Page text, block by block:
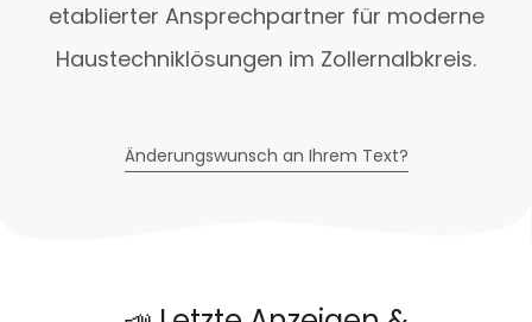
etablierter Ansprechpartner für moderne
Haustechniklösungen im Zollernalbkreis.
Änderungswunsch an Ihrem Text?